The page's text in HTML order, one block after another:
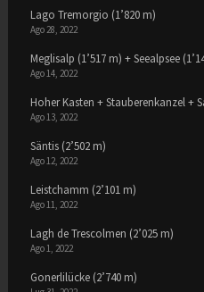
Lago Tremorgio (1’820 m)
Ago 28, 2022
Meglisalp (1’517 m) + Seealpsee
Ago 14, 2022
Hoher Kasten + Stauberenkanzel +
Ago 13, 2022
Säntis (2’502 m)
Ago 12, 2022
Leistchamm (2’101 m)
Ago 11, 2022
Lagh de Trescolmen (2’025 m)
Ago 1, 2022
Gonerlilücke (2’740 m)